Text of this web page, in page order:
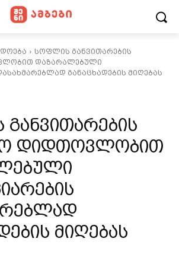
სოფლის განვითარების
დაზარალებული
განაცხადების მიღებას
დიდთოვლობით
მიღებას